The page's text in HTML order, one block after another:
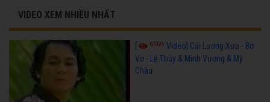
VIDEO XEM NHIỀU NHẤT
[ 67095 Video] Cải Lương Xưa - Bơ
Vơ - Lệ Thủy & Minh Vương & Mỹ
Châu